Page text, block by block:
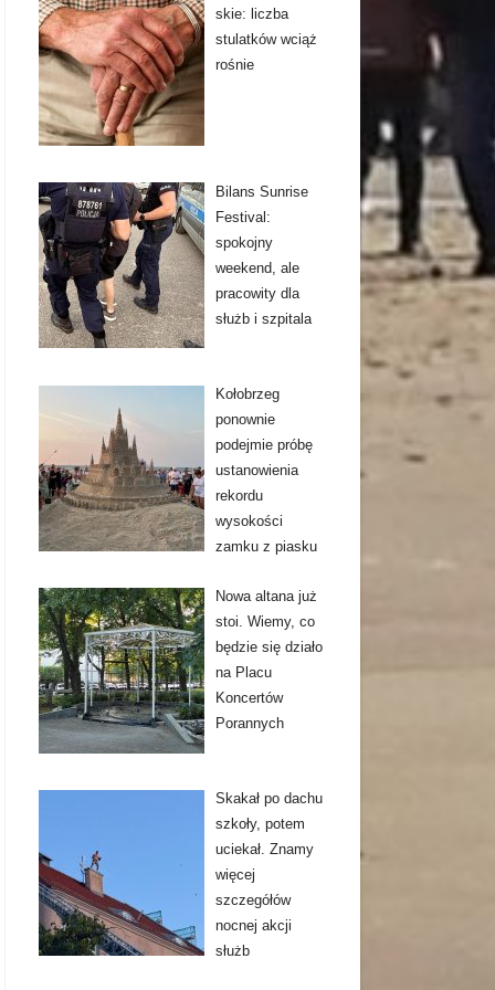
skie: liczba
stulatków wciąż
rośnie
Bilans Sunrise
Festival:
spokojny
weekend, ale
pracowity dla
służb i szpitala
Kołobrzeg
ponownie
podejmie próbę
ustanowienia
rekordu
wysokości
zamku z piasku
Nowa altana już
stoi. Wiemy, co
będzie się działo
na Placu
Koncertów
Porannych
Skakał po dachu
szkoły, potem
uciekał. Znamy
więcej
szczegółów
nocnej akcji
służb